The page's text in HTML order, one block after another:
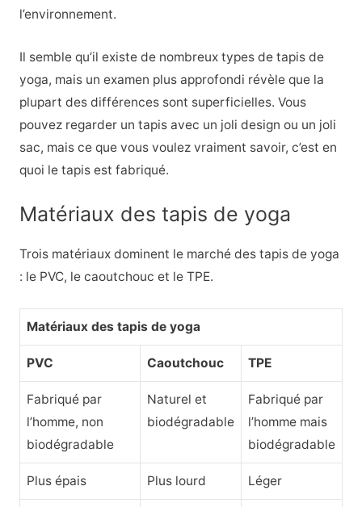
l’environnement.
Il semble qu’il existe de nombreux types de tapis de
yoga, mais un examen plus approfondi révèle que la
plupart des différences sont superficielles. Vous
pouvez regarder un tapis avec un joli design ou un joli
sac, mais ce que vous voulez vraiment savoir, c’est en
quoi le tapis est fabriqué.
Matériaux des tapis de yoga
Trois matériaux dominent le marché des tapis de yoga
: le PVC, le caoutchouc et le TPE.
Matériaux des tapis de yoga
PVC Caoutchouc TPE
Fabriqué par
l’homme, non
biodégradable
Naturel et
biodégradable
Fabriqué par
l’homme mais
biodégradable
Plus épais Plus lourd Léger